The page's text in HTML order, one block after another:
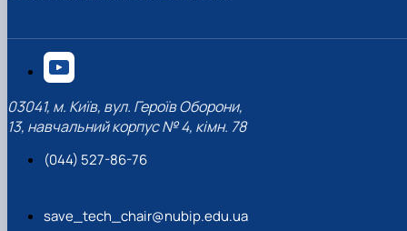
03041, м. Київ, вул. Героїв Оборони,
13, навчальний корпус № 4, кімн. 78
(044) 527-86-76
save_tech_chair@nubip.edu.ua